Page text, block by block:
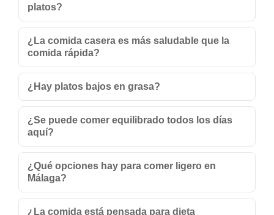
platos?
¿La comida casera es más saludable que la
comida rápida?
¿Hay platos bajos en grasa?
¿Se puede comer equilibrado todos los días
aquí?
¿Qué opciones hay para comer ligero en
Málaga?
¿La comida está pensada para dieta